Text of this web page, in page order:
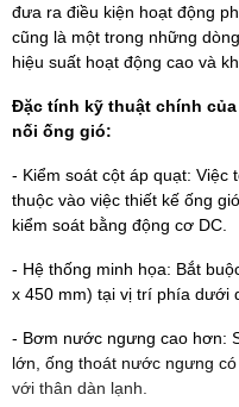
đưa ra điều kiện hoạt động
cũng là một trong những
hiệu suất hoạt động cao và
Đặc tính kỹ thuật chính của
nối ống gió:
- Kiểm soát cột áp quạt: Việc
thuộc vào việc thiết kế ống
kiểm soát bằng động cơ DC.
- Hệ thống minh họa: Bắt
x 450 mm) tại vị trí phía dưới
- Bơm nước ngưng cao hơn:
lớn, ống thoát nước ngưng
với thân dàn lạnh.